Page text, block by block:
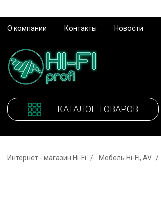
О компании Контакты Новости
КАТАЛОГ ТОВАРОВ
Интернет - магазин Hi-Fi Мебель Hi-Fi, AV